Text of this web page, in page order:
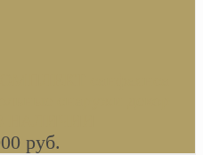
санфаянса
В НАЛИЧИИ
руб.